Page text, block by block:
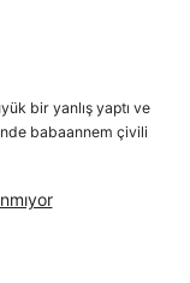
bir yanlış yaptı ve
babaannem çivili